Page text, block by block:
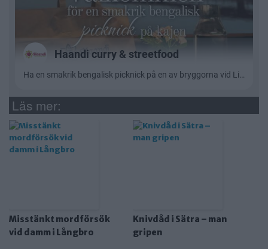
Läs mer:
Misstänkt mordförsök
vid damm i Långbro
Knivdåd i Sätra – man
gripen